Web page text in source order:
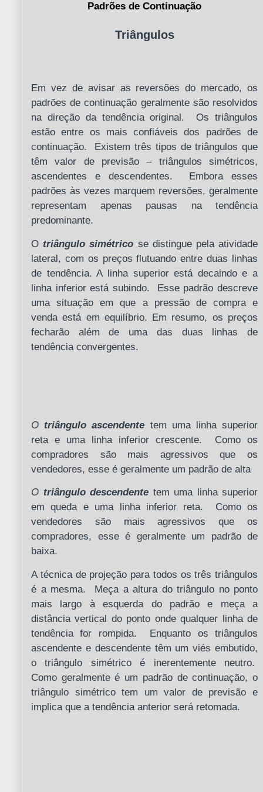
Padrões de Continuação
Triângulos
Em vez de avisar as reversões do mercado, os
padrões de continuação geralmente são resolvidos
na direção da tendência original. Os triângulos
estão entre os mais confiáveis dos padrões de
continuação. Existem três tipos de triângulos que
têm valor de previsão – triângulos simétricos,
ascendentes e descendentes. Embora esses
padrões às vezes marquem reversões, geralmente
representam apenas pausas na tendência
predominante.
O triângulo simétrico se distingue pela atividade
lateral, com os preços flutuando entre duas linhas
de tendência. A linha superior está decaindo e a
linha inferior está subindo. Esse padrão descreve
uma situação em que a pressão de compra e
venda está em equilíbrio. Em resumo, os preços
fecharão além de uma das duas linhas de
tendência convergentes.
O triângulo ascendente tem uma linha superior
reta e uma linha inferior crescente. Como os
compradores são mais agressivos que os
vendedores, esse é geralmente um padrão de alta
O triângulo descendente tem uma linha superior
em queda e uma linha inferior reta. Como os
vendedores são mais agressivos que os
compradores, esse é geralmente um padrão de
baixa.
A técnica de projeção para todos os três triângulos
é a mesma. Meça a altura do triângulo no ponto
mais largo à esquerda do padrão e meça a
distância vertical do ponto onde qualquer linha de
tendência for rompida. Enquanto os triângulos
ascendente e descendente têm um viés embutido,
o triângulo simétrico é inerentemente neutro.
Como geralmente é um padrão de continuação, o
triângulo simétrico tem um valor de previsão e
implica que a tendência anterior será retomada.